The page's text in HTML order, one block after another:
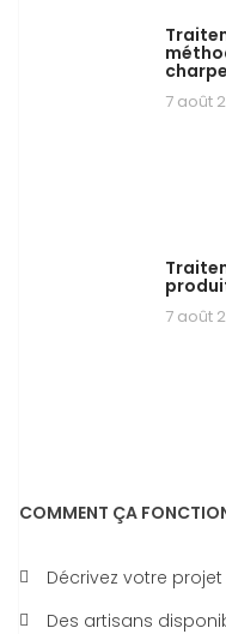
7 août
7 août
COMMENT ÇA
Décrivez votre projet
Des artisans